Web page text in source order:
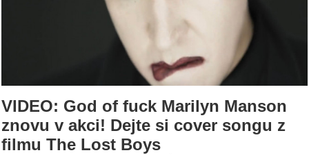
VIDEO: God of fuck Marilyn Manson
znovu v akci! Dejte si cover songu z
filmu The Lost Boys